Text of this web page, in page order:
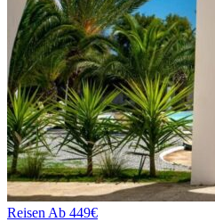
ReisenAb 449€